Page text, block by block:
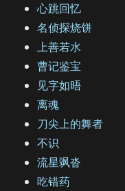
心跳回忆
名侦探烧饼
上善若水
曹记鉴宝
见字如晤
离魂
刀尖上的舞者
不识
流星飒沓
吃错药